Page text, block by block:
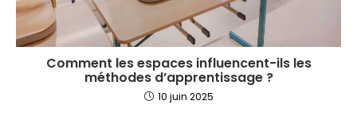
Comment les espaces influencent-ils les
méthodes d’apprentissage ?
10 juin 2025